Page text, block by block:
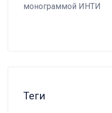
монограммой ИНТИ
Теги